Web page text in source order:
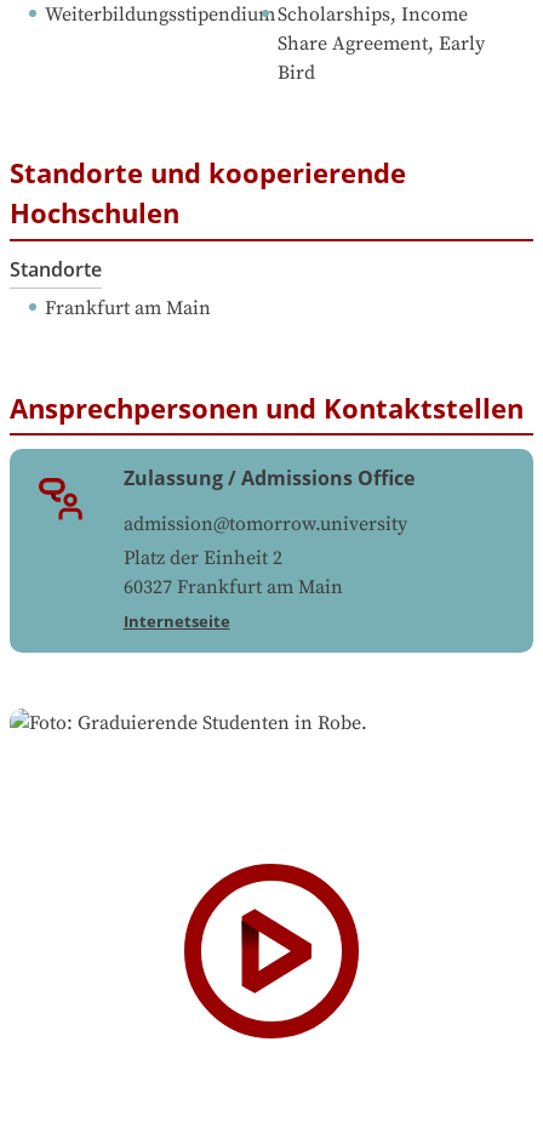
WeiterbildungsstipendiumScholarships, Income
Share Agreement, Early
Bird
Standorte und kooperierende
Hochschulen
Standorte
Frankfurt am Main
Ansprechpersonen und Kontaktstellen
Zulassung / Admissions Office
admission@tomorrow.university
Platz der Einheit 2
60327 Frankfurt am Main
Internetseite